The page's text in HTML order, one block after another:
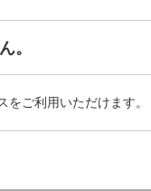
。
ご利用いただけます。